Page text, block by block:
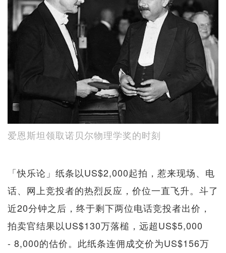
爱恩斯坦领取诺贝尔物理学奖的时刻
「快乐论」纸条以US$2,000起拍，惹来现场、电
话、网上竞投者的热烈反应，价位一直飞升。斗了
近20分钟之后，终于剩下两位电话竞投者出价，
拍卖官结果以US$130万落槌，远超US$5,000
- 8,000的估价。此纸条连佣成交价为US$156万